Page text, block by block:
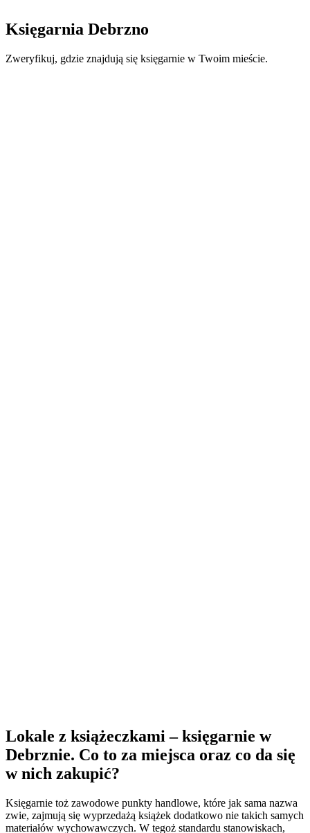
Księgarnia Debrzno
Zweryfikuj, gdzie znajdują się księgarnie w Twoim mieście.
Lokale z książeczkami – księgarnie w
Debrznie. Co to za miejsca oraz co da się
w nich zakupić?
Księgarnie toż zawodowe punkty handlowe, które jak sama nazwa
zwie, zajmują się wyprzedażą książek dodatkowo nie takich samych
materiałów wychowawczych. W tegoż standardu stanowiskach,